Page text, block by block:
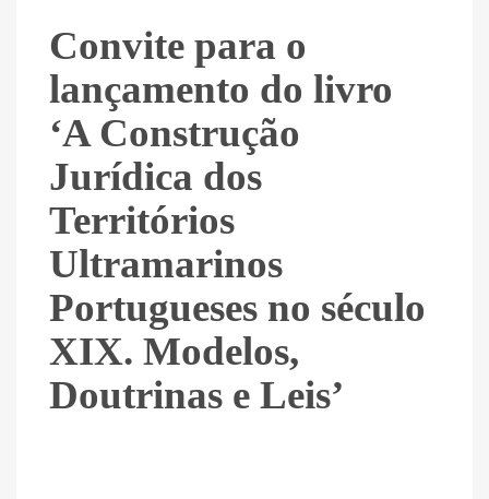
Convite para o
lançamento do livro
‘A Construção
Jurídica dos
Territórios
Ultramarinos
Portugueses no século
XIX. Modelos,
Doutrinas e Leis’